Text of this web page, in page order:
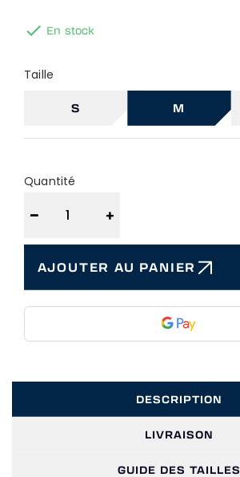
 En stock
Taille
S M
Quantité
− +
AJOUTER AU PANIER
DESCRIPTION
LIVRAISON
GUIDE DES TAILLES